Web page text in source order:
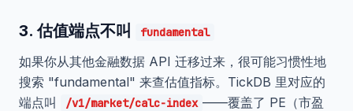
3. 估值端点不叫 fundamental
如果你从其他金融数据 API 迁移过来，很可能习惯性地
搜索 "fundamental" 来查估值指标。TickDB 里对应的
端点叫
/v1/market/calc-index ——覆盖了 PE（市盈